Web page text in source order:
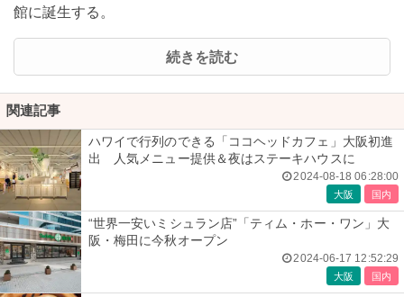
館に誕生する。
続きを読む
関連記事
ハワイで行列のできる「ココヘッドカフェ」大阪初進
出 人気メニュー提供＆夜はステーキハウスに
2024-08-18 06:28:00
大阪 国内
“世界一安いミシュラン店”「ティム・ホー・ワン」大
阪・梅田に今秋オープン
2024-06-17 12:52:29
大阪 国内